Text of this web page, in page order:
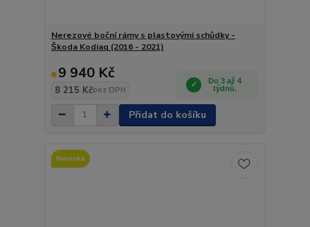
Nerezové boční rámy s plastovými schůdky -
Škoda Kodiaq (2016 - 2021)
9 940 Kč
8 215 Kčbez DPH
Do 3 až 4
týdnů.
Přidat do košíku
Novinka